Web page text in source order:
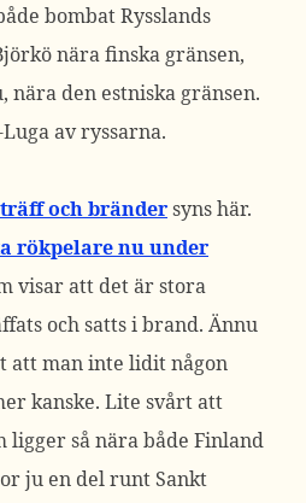
bombat Rysslands
nära finska gränsen,
nära den estniska gränsen.
av ryssarna.
och brändersyns här.
rökpelare nu under
visar att det är stora
och satts i brand. Ännu
att man inte lidit någon
kanske. Lite svårt att
ligger så nära både Finland
ju en del runt Sankt